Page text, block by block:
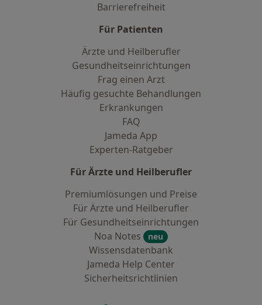
Barrierefreiheit
Für Patienten
Ärzte und Heilberufler
Gesundheitseinrichtungen
Frag einen Arzt
Häufig gesuchte Behandlungen
Erkrankungen
FAQ
Jameda App
Experten-Ratgeber
Für Ärzte und Heilberufler
Premiumlösungen und Preise
Für Ärzte und Heilberufler
Für Gesundheitseinrichtungen
Noa Notes
neu
Wissensdatenbank
Jameda Help Center
Sicherheitsrichtlinien